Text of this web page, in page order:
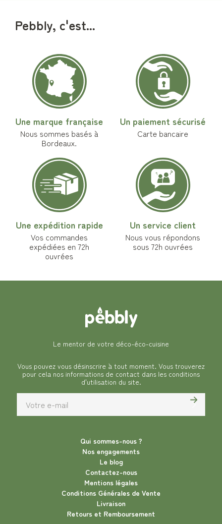
Pebbly, c'est...
Une marque française
Nous sommes basés à
Bordeaux.
Un paiement sécurisé
Carte bancaire
Une expédition rapide
Vos commandes
expédiées en 72h
ouvrées
Un service client
Nous vous répondons
sous 72h ouvrées
Le mentor de votre déco-éco-cuisine
Vous pouvez vous désinscrire à tout moment. Vous trouverez
pour cela nos informations de contact dans les conditions
d'utilisation du site.
Qui sommes-nous ?
Nos engagements
Le blog
Contactez-nous
Mentions légales
Conditions Générales de Vente
Livraison
Retours et Remboursement